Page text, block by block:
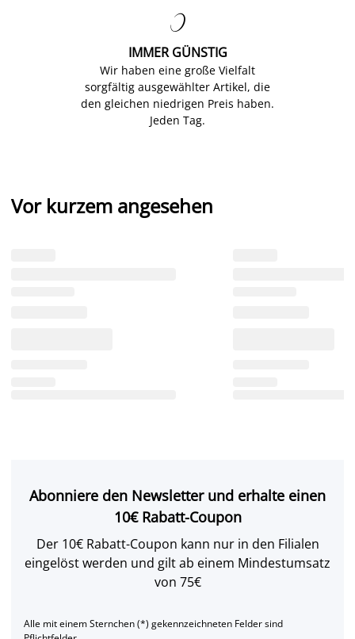

IMMER GÜNSTIG
Wir haben eine große Vielfalt
sorgfältig ausgewählter Artikel, die
den gleichen niedrigen Preis haben.
Jeden Tag.
Vor kurzem angesehen
Abonniere den Newsletter und erhalte einen
10€ Rabatt-Coupon
Der 10€ Rabatt-Coupon kann nur in den Filialen
eingelöst werden und gilt ab einem Mindestumsatz
von 75€
Alle mit einem Sternchen (*) gekennzeichneten Felder sind